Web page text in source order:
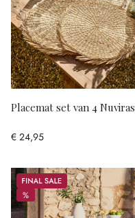
Placemat set van 4 Nuviras
€ 24,95
Sale
%
%